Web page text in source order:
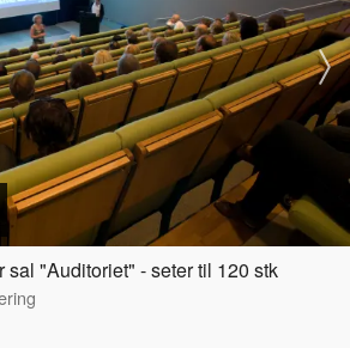
sal "Auditoriet" - seter til 120 stk